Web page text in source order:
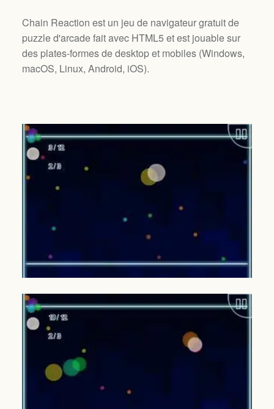
Chain Reaction est un jeu de navigateur gratuit de
puzzle d'arcade fait avec HTML5 et est jouable sur
des plates-formes de desktop et mobiles (Windows,
macOS, Linux, Android, iOS).